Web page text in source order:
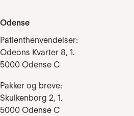
Odense
Patienthenvendelser:
Odeons Kvarter 8, 1.
5000 Odense C
Pakker og breve:
Skulkenborg 2, 1.
5000 Odense C